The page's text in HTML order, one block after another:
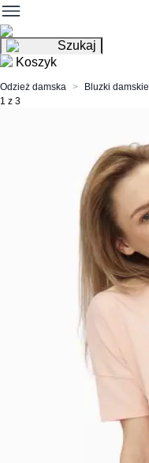
Szukaj
Koszyk
Odzież damska
Bluzki damskie
1 z 3